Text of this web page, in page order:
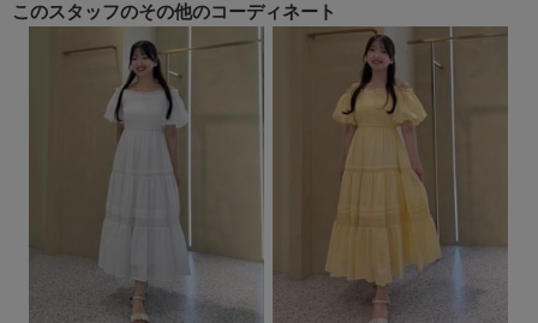
このスタッフのその他のコーディネート